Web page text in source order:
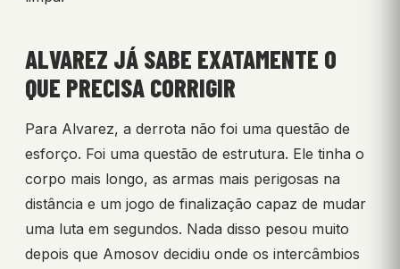
ALVAREZ JÁ SABE EXATAMENTE O
QUE PRECISA CORRIGIR
Para Alvarez, a derrota não foi uma questão de
esforço. Foi uma questão de estrutura. Ele tinha o
corpo mais longo, as armas mais perigosas na
distância e um jogo de finalização capaz de mudar
uma luta em segundos. Nada disso pesou muito
depois que Amosov decidiu onde os intercâmbios